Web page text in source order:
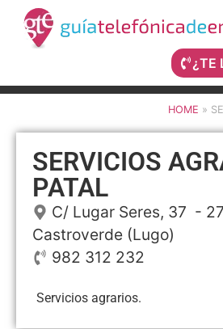
¿TE
HOME »
SERVICIOS
PATAL
C/ Lugar Seres, 37 -
Castroverde (Lugo)
982 312 232
Servicios agrarios.